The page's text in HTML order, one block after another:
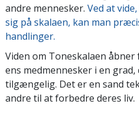
andre mennesker. Ved at
sig på skalaen, kan man
handlinger.
Viden om Toneskalaen
ens medmennesker i en
tilgængelig. Det er en sand
andre til at forbedre deres liv.